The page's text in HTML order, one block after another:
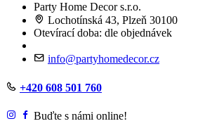
Party Home Decor s.r.o.
Lochotínská 43, Plzeň 30100
Otevírací doba: dle objednávek
info@partyhomedecor.cz
+420 608 501 760
Buďte s námi online!